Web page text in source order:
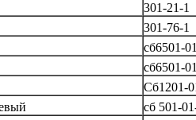
301-21-1
301-76-1
сб6501-
сб6501-
Сб1201-
сб 501-